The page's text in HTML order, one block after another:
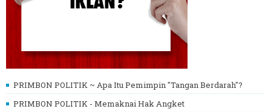
PRIMBON POLITIK ~ Apa Itu Pemimpin "Tangan Berdarah"?
PRIMBON POLITIK - Memaknai Hak Angket